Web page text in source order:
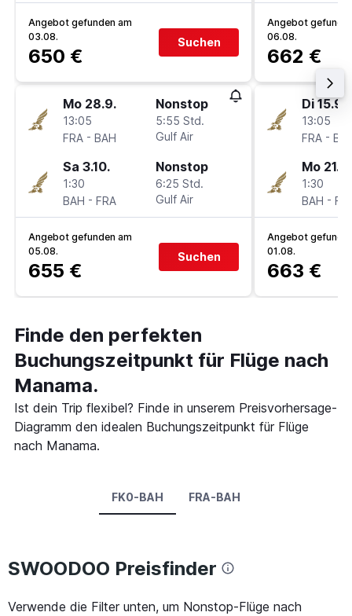
Angebot gefunden am
03.08.
650 €
Suchen
Mo 28.9.
13:05
FRA - BAH
Nonstop
5:55 Std.
Gulf Air
Sa 3.10.
1:30
BAH - FRA
Nonstop
6:25 Std.
Gulf Air
Angebot gefunden am
05.08.
655 €
Suchen
Angebot
06.08.
662 €
Di 15.9.
13:05
FRA -
Mo 21.9.
1:30
BAH -
Angebot
01.08.
663 €
Finde den perfekten
Buchungszeitpunkt für Flüge nach
Manama.
Ist dein Trip flexibel? Finde in unserem Preisvorhersage-
Diagramm den idealen Buchungszeitpunkt für Flüge
nach Manama.
FK0-BAH FRA-BAH
SWOODOO Preisfinder
Verwende die Filter unten, um Nonstop-Flüge nach